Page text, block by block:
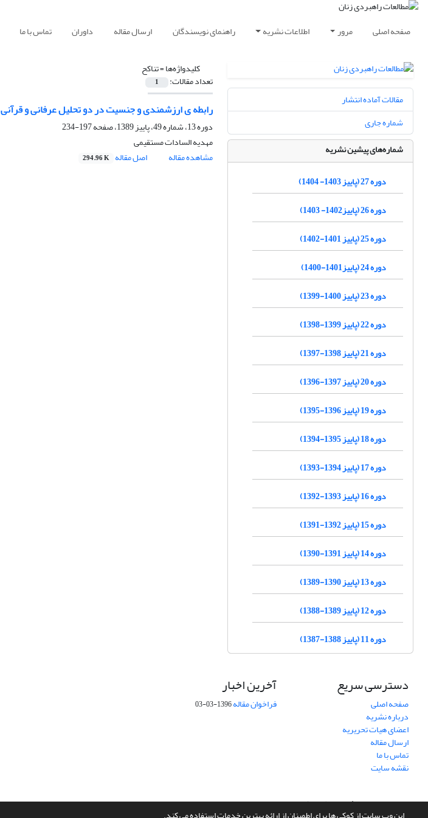
صفحه اصلی مرور اطلاعات نشریه راهنمای نویسندگان ارسال مقاله داوران تماس با ما
کلیدواژه‌ها =تناکح
تعداد مقالات: 1
رابطه ی ارزشمندی و جنسیت در دو تحلیل عرفانی و قرآنی
دوره 13، شماره 49، پاییز 1389، صفحه
197-234
مهدیه السادات مستقیمی
مشاهده مقاله
اصل مقاله 294.96 K
مقالات آماده انتشار
شماره جاری
شماره‌های پیشین نشریه
دوره 27 (پاییز 1403- 1404)
دوره 26 (پاییز1402- 1403)
دوره 25 (پاییز 1401-1402)
دوره 24 (پاییز1401-1400)
دوره 23 (پاییز 1400-1399)
دوره 22 (پاییز 1399-1398)
دوره 21 (پاییز 1398-1397)
دوره 20 (پاییز 1397-1396)
دوره 19 (پاییز 1396-1395)
دوره 18 (پاییز 1395-1394)
دوره 17 (پاییز 1394-1393)
دوره 16 (پاییز 1393-1392)
دوره 15 (پاییز 1392-1391)
دوره 14 (پاییز 1391-1390)
دوره 13 (پاییز 1390-1389)
دوره 12 (پاییز 1389-1388)
دوره 11 (پاییز 1388-1387)
دسترسی سریع
صفحه اصلی
درباره نشریه
اعضای هیات تحریریه
ارسال مقاله
تماس با ما
نقشه سایت
آخرین اخبار
فراخوان مقاله1396-03-03
سامانه مدیریت نشریات علمی.طراحی و پیاده سازی ازسیناوب